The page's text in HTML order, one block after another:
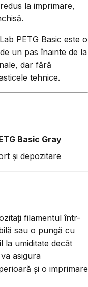
la imprimare,
PETG Basic este o
un pas înainte de la
dar fără
tehnice.
Basic Gray
și depozitare
filamentul într-
sau o pungă cu
la umiditate decât
asigura
și o imprimare